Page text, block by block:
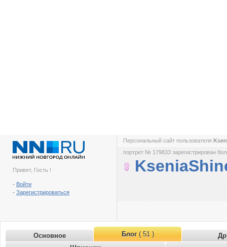
Привет, Гость !
- Войти
- Зарегистрироваться
Персональный сайт пользователя
портрет № 179833 зарегистрирован
Основное Блог( 51 )